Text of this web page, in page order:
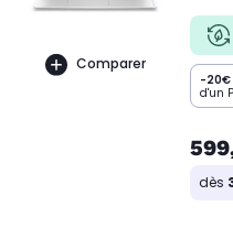
Comparer
-20€
d'un
dès